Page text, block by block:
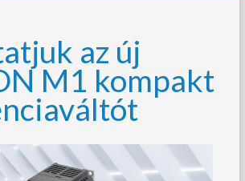
az új
M1 kompakt